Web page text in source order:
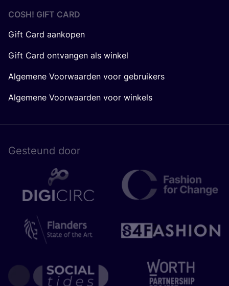
COSH! GIFT CARD
Gift Card aankopen
Gift Card ontvangen als winkel
Algemene Voorwaarden voor gebruikers
Algemene Voorwaarden voor winkels
Gesteund door